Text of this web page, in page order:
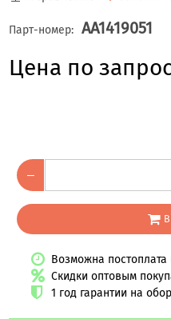
Парт-номер: AA1419051
Цена по
–
Возможна постоплата
Скидки оптовым
1 год гарантии на